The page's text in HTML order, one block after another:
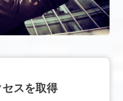
スを取得